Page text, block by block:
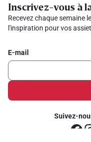
Inscrivez-vous à
Recevez chaque semaine
l'inspiration pour vos
E-mail
Suivez-